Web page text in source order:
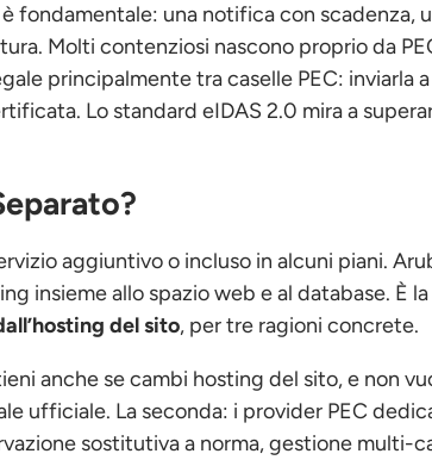
fondamentale: una notifica con scadenza,
Molti contenziosi nascono proprio da
principalmente tra caselle PEC: inviarla a
Lo standard eIDAS 2.0 mira a
aggiuntivo o incluso in alcuni piani.
insieme allo spazio web e al database. È
del sito, per tre ragioni concrete.
anche se cambi hosting del sito, e non
ufficiale. La seconda: i provider PEC
sostitutiva a norma, gestione multi-